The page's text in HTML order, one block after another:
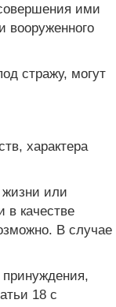
ими
вооруженного
стражу, могут
характера
или
в качестве
В случае
18 с